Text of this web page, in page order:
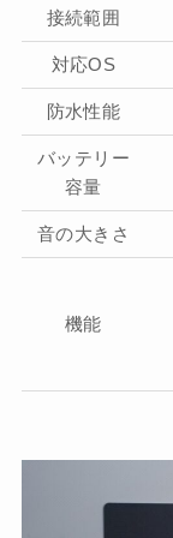
接続範囲
対応OS
防水性能
バッテリー
容量
音の大きさ
機能